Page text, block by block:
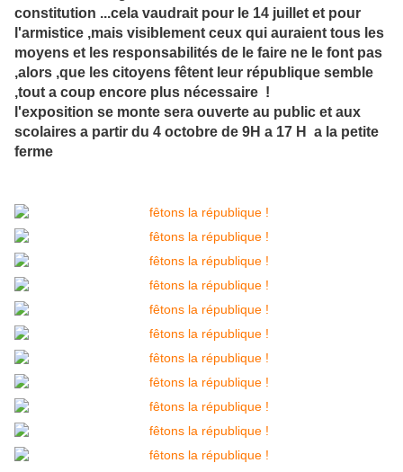
constitution ...cela vaudrait pour le 14 juillet et pour
l'armistice ,mais visiblement ceux qui auraient tous les
moyens et les responsabilités de le faire ne le font pas
,alors ,que les citoyens fêtent leur république semble
,tout a coup encore plus nécessaire !
l'exposition se monte sera ouverte au public et aux
scolaires a partir du 4 octobre de 9H a 17 H a la petite
ferme